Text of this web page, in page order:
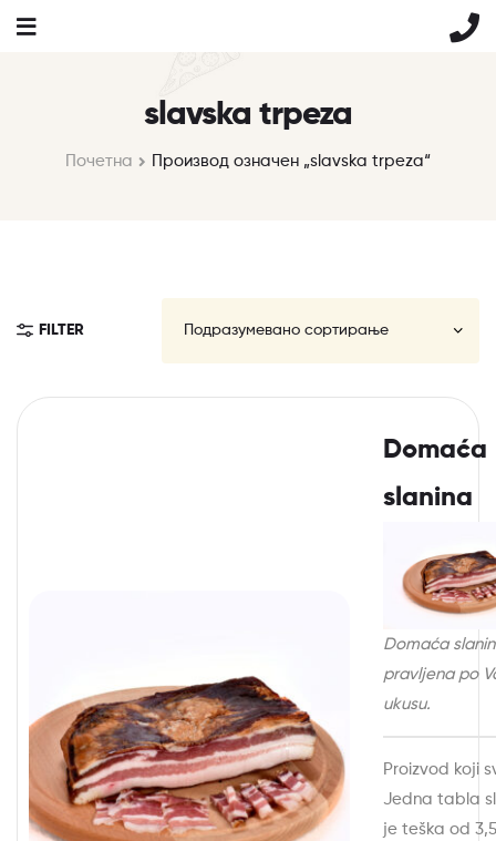
slavska trpeza
Почетна Производ oзначен „slavska trpeza“
FILTER
Domaća
slanina
Domaća
pravljena po
ukusu.
Proizvod koji
Jedna tabla
je teška od